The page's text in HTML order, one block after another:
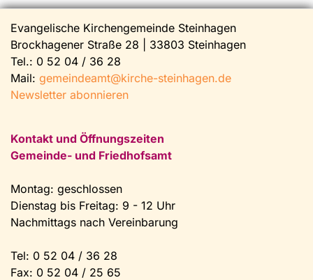
Evangelische Kirchengemeinde Steinhagen
Brockhagener Straße 28 | 33803 Steinhagen
Tel.: 0 52 04 / 36 28
Mail: gemeindeamt@kirche-steinhagen.de
Newsletter abonnieren
Kontakt und Öffnungszeiten
Gemeinde- und Friedhofsamt
Montag: geschlossen
Dienstag bis Freitag: 9 - 12 Uhr
Nachmittags nach Vereinbarung
Tel: 0 52 04 / 36 28
Fax: 0 52 04 / 25 65